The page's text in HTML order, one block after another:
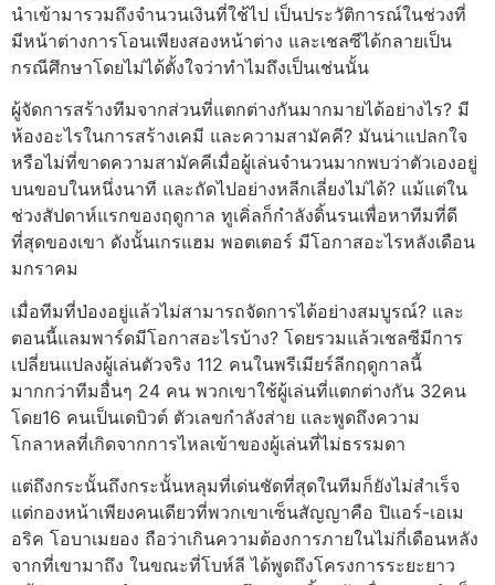
นําเข้ามารวมถึงจํานวนเงินที่ใช้ไป เป็นประวัติการณ์ในช่วงที่
มีหน้าต่างการโอนเพียงสองหน้าต่าง และเชลซีได้กลายเป็น
กรณีศึกษาโดยไม่ได้ตั้งใจว่าทําไมถึงเป็นเช่นนั้น
ผู้จัดการสร้างทีมจากส่วนที่แตกต่างกันมากมายได้อย่างไร? มี
ห้องอะไรในการสร้างเคมี และความสามัคคี? มันน่าแปลกใจ
หรือไม่ที่ขาดความสามัคคีเมื่อผู้เล่นจํานวนมากพบว่าตัวเองอยู่
บนขอบในหนึ่งนาที และถัดไปอย่างหลีกเลี่ยงไม่ได้? แม้แต่ใน
ช่วงสัปดาห์แรกของฤดูกาล ทูเคิ่ลก็กําลังดิ้นรนเพื่อหาทีมที่ดี
ที่สุดของเขา ดังนั้นเกรแฮม พอตเตอร์ มีโอกาสอะไรหลังเดือน
มกราคม
เมื่อทีมที่ป่องอยู่แล้วไม่สามารถจัดการได้อย่างสมบูรณ์? และ
ตอนนี้แลมพาร์ดมีโอกาสอะไรบ้าง? โดยรวมแล้วเชลซีมีการ
เปลี่ยนแปลงผู้เล่นตัวจริง 112 คนในพรีเมียร์ลีกฤดูกาลนี้
มากกว่าทีมอื่นๆ 24 คน พวกเขาใช้ผู้เล่นที่แตกต่างกัน 32คน
โดย16 คนเป็นเดบิวต์ ตัวเลขกําลังส่าย และพูดถึงความ
โกลาหลที่เกิดจากการไหลเข้าของผู้เล่นที่ไม่ธรรมดา
แต่ถึงกระนั้นถึงกระนั้นหลุมที่เด่นชัดที่สุดในทีมก็ยังไม่สําเร็จ
แต่กองหน้าเพียงคนเดียวที่พวกเขาเซ็นสัญญาคือ ปิแอร์-เอเม
อริค โอบาเมยอง ถือว่าเกินความต้องการภายในไม่กี่เดือนหลัง
จากที่เขามาถึง ในขณะที่โบห์ลี ได้พูดถึงโครงการระยะยาว